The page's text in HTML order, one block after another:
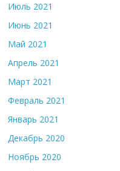
Июль 2021
Июнь 2021
Май 2021
Апрель 2021
Март 2021
Февраль 2021
Январь 2021
Декабрь 2020
Ноябрь 2020